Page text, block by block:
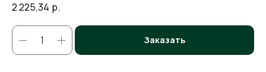
2 225,34 р.
Заказать